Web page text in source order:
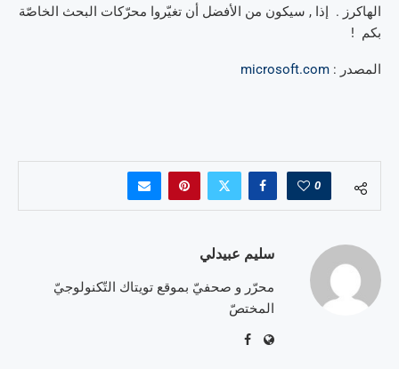
الهاكرز . إذا , سيكون من الأفضل أن تغيّروا محرّكات البحث الخاصّة
بكم !
المصدر : microsoft.com
0
سليم عبيدلي
محرّر و صحفيّ بموقع تويتاك التّكنولوجيّ
المختصّ